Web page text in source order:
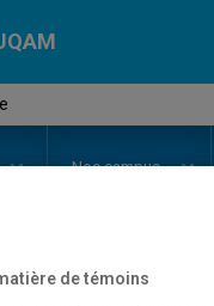
Noscampus
de témoins